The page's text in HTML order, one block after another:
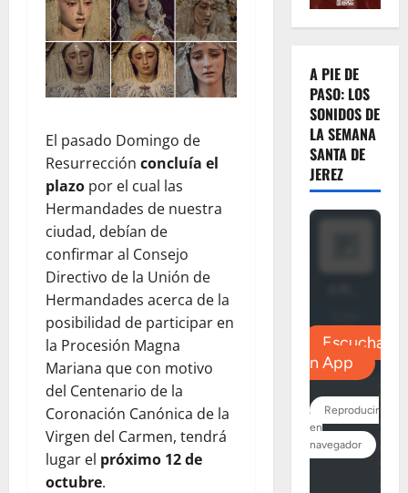
El pasado Domingo de
Resurrección concluía el
plazo por el cual las
Hermandades de nuestra
ciudad, debían de
confirmar al Consejo
Directivo de la Unión de
Hermandades acerca de la
posibilidad de participar en
la Procesión Magna
Mariana que con motivo
del Centenario de la
Coronación Canónica de la
Virgen del Carmen, tendrá
lugar el próximo 12 de
octubre.
A PIE DE
PASO: LOS
SONIDOS DE
LA SEMANA
SANTA DE
JEREZ